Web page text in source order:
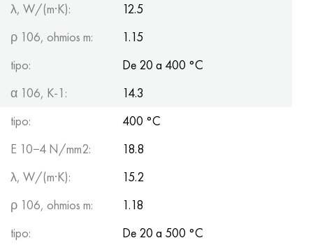
λ, W/(m·K):
12.5
ρ 106, ohmios m:
1.15
tipo:
De 20 a 400 °C
α 106, K-1:
14.3
tipo:
400 °C
E 10−4 N/mm2:
18.8
λ, W/(m·K):
15.2
ρ 106, ohmios m:
1.18
tipo:
De 20 a 500 °C